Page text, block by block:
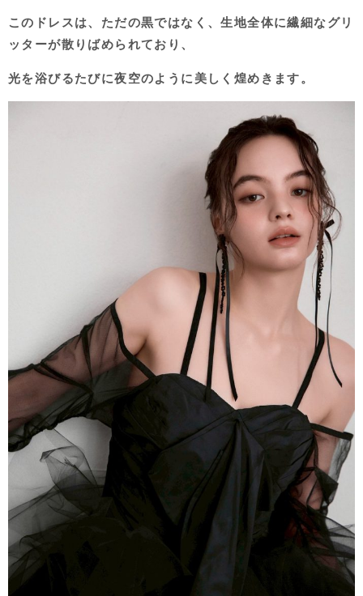
このドレスは、ただの黒ではなく、生地全体に繊細なグリ
ッターが散りばめられており、
光を浴びるたびに夜空のように美しく煌めきます。